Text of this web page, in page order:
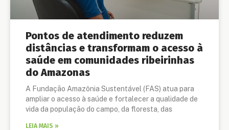
Pontos de atendimento reduzem
distâncias e transformam o acesso à
saúde em comunidades ribeirinhas
do Amazonas
A Fundação Amazônia Sustentável (FAS) atua para
ampliar o acesso à saúde e fortalecer a qualidade de
vida da população do campo, da floresta, das
LEIA MAIS »